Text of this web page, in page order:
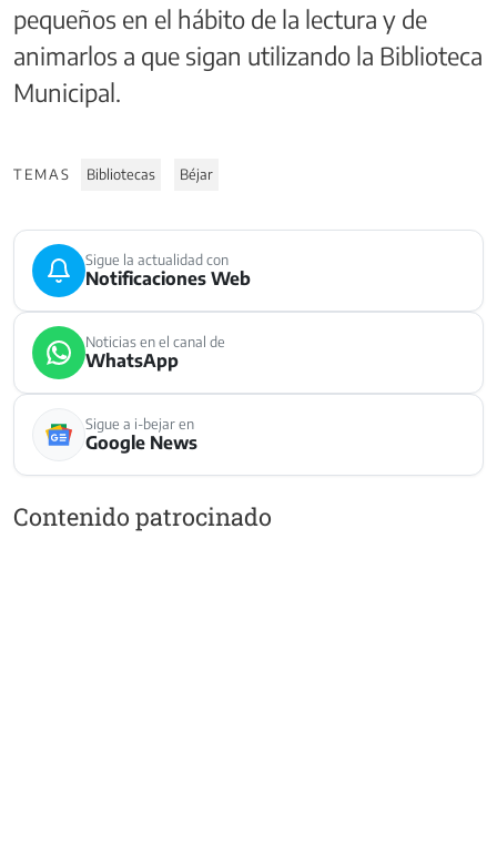
pequeños en el hábito de la lectura y de
animarlos a que sigan utilizando la Biblioteca
Municipal.
TEMAS Bibliotecas Béjar
Sigue la actualidad con
Notificaciones Web
Noticias en el canal de
WhatsApp
Sigue a i-bejar en
Google News
Contenido patrocinado